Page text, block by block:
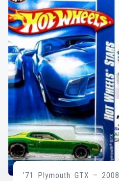
’71 Plymouth GTX – 2008